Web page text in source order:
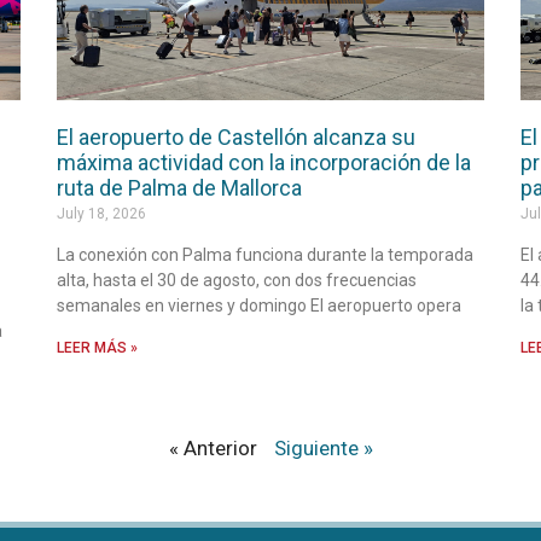
El aeropuerto de Castellón alcanza su
máxima actividad con la incorporación de la
ruta de Palma de Mallorca
July 18, 2026
La conexión con Palma funciona durante la temporada
alta, hasta el 30 de agosto, con dos frecuencias
semanales en viernes y domingo El aeropuerto opera
LEER MÁS »
El
« Anterior Siguiente »